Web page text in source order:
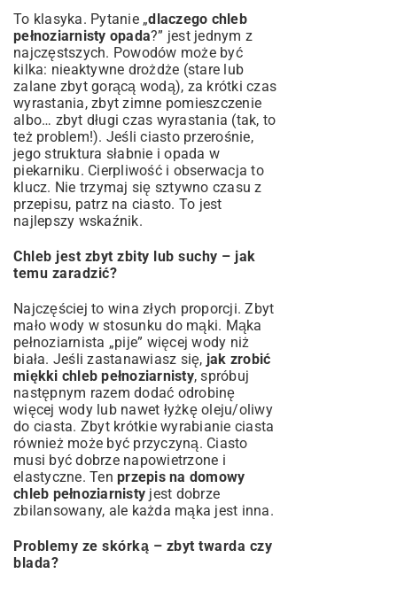
To klasyka. Pytanie „dlaczego chleb
pełnoziarnisty opada?” jest jednym z
najczęstszych. Powodów może być
kilka: nieaktywne drożdże (stare lub
zalane zbyt gorącą wodą), za krótki czas
wyrastania, zbyt zimne pomieszczenie
albo… zbyt długi czas wyrastania (tak, to
też problem!). Jeśli ciasto przerośnie,
jego struktura słabnie i opada w
piekarniku. Cierpliwość i obserwacja to
klucz. Nie trzymaj się sztywno czasu z
przepisu, patrz na ciasto. To jest
najlepszy wskaźnik.
Chleb jest zbyt zbity lub suchy – jak
temu zaradzić?
Najczęściej to wina złych proporcji. Zbyt
mało wody w stosunku do mąki. Mąka
pełnoziarnista „pije” więcej wody niż
biała. Jeśli zastanawiasz się, jak zrobić
miękki chleb pełnoziarnisty, spróbuj
następnym razem dodać odrobinę
więcej wody lub nawet łyżkę oleju/oliwy
do ciasta. Zbyt krótkie wyrabianie ciasta
również może być przyczyną. Ciasto
musi być dobrze napowietrzone i
elastyczne. Ten przepis na domowy
chleb pełnoziarnisty jest dobrze
zbilansowany, ale każda mąka jest inna.
Problemy ze skórką – zbyt twarda czy
blada?